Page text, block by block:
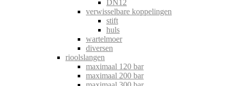
DN12
verwisselbare koppelingen
stift
huls
wartelmoer
diversen
rioolslangen
maximaal 120 bar
maximaal 200 bar